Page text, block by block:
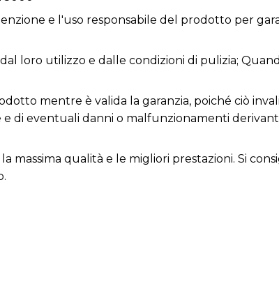
e l'uso responsabile del prodotto per
loro utilizzo e dalle condizioni di pulizia;
mentre è valida la garanzia, poiché ciò
e di eventuali danni o malfunzionamenti
massima qualità e le migliori prestazioni. Si